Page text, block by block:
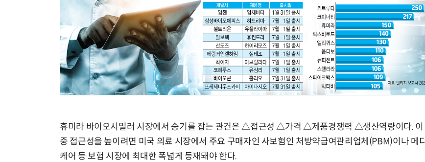
휴미라 바이오시밀러 시장에서 승기를 잡는 관건은 △접근성 △가격 △제품경쟁력 △생산역량이다. 이
중 접근성을 높이려면 미국 의료 시장에서 주요 구매자인 사보험인 처방약급여관리업체(PBM)이나 메디
케어 등 보험 시장에 최대한 폭넓게 등재돼야 한다.